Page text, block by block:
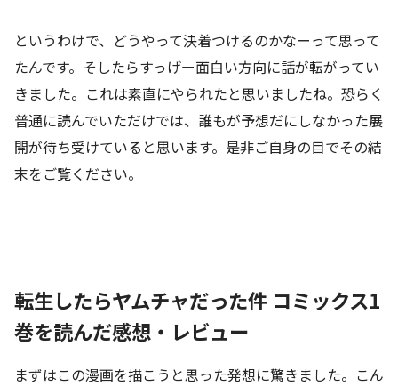
というわけで、どうやって決着つけるのかなーって思って
たんです。そしたらすっげー面白い方向に話が転がってい
きました。これは素直にやられたと思いましたね。恐らく
普通に読んでいただけでは、誰もが予想だにしなかった展
開が待ち受けていると思います。是非ご自身の目でその結
末をご覧ください。
転生したらヤムチャだった件 コミックス1
巻を読んだ感想・レビュー
まずはこの漫画を描こうと思った発想に驚きました。こん